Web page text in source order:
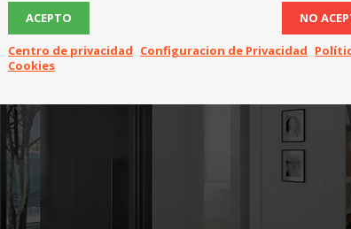
ACEPTO NO
Centro de privacidad Configuracion de Privacidad
Cookies